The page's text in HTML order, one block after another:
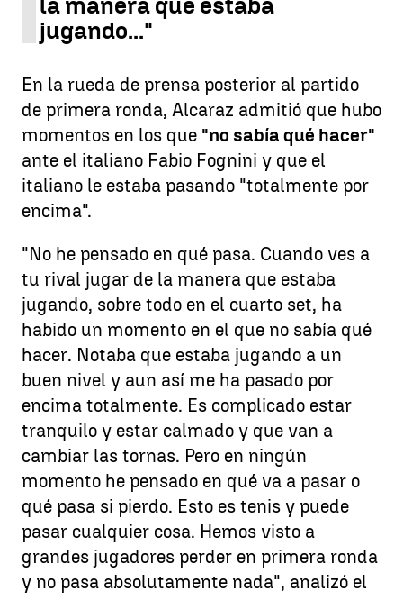
jugando..."
En la rueda de prensa posterior al partido
de primera ronda, Alcaraz admitió que hubo
momentos en los que "no sabía qué hacer"
ante el italiano Fabio Fognini y que el
italiano le estaba pasando "totalmente por
encima".
"No he pensado en qué pasa. Cuando ves a
tu rival jugar de la manera que estaba
jugando, sobre todo en el cuarto set, ha
habido un momento en el que no sabía qué
hacer. Notaba que estaba jugando a un
buen nivel y aun así me ha pasado por
encima totalmente. Es complicado estar
tranquilo y estar calmado y que van a
cambiar las tornas. Pero en ningún
momento he pensado en qué va a pasar o
qué pasa si pierdo. Esto es tenis y puede
pasar cualquier cosa. Hemos visto a
grandes jugadores perder en primera ronda
y no pasa absolutamente nada", analizó el